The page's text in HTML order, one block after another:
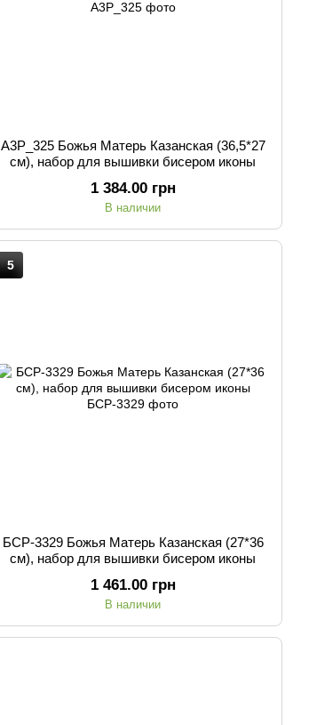
А3Р_325 Божья Матерь Казанская (36,5*27
см), набор для вышивки бисером иконы
1 384.00 грн
В наличии
5
БСР-3329 Божья Матерь Казанская (27*36
см), набор для вышивки бисером иконы
1 461.00 грн
В наличии